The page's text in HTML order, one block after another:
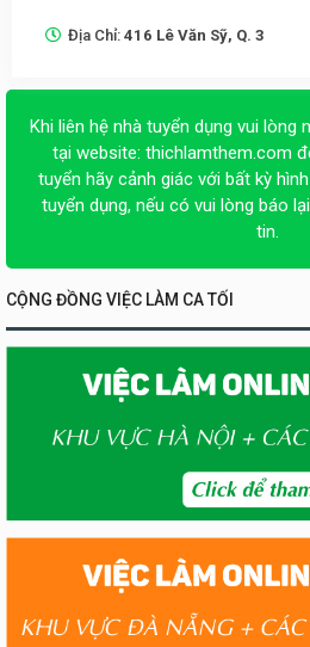
Địa Chỉ: 416 Lê Văn Sỹ, Q. 3
Khi liên hệ nhà tuyển dụng vui lòng
tại website: thichlamthem.com
tuyển hãy cảnh giác với bất kỳ
tuyển dụng, nếu có vui lòng báo
tin.
CỘNG ĐỒNG VIỆC LÀM CA TỐI